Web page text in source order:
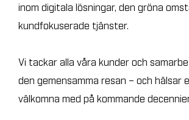
inom digitala lösningar, den gröna
kundfokuserade tjänster.
Vi tackar alla våra kunder och
den gemensamma resan – och hälsar
välkomna med på kommande